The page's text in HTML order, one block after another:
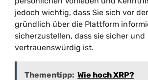
jedoch wichtig, dass Sie sich vor
gründlich über die Plattform
sicherzustellen, dass sie sicher und
vertrauenswürdig ist.
Thementipp: Wie hoch XRP?